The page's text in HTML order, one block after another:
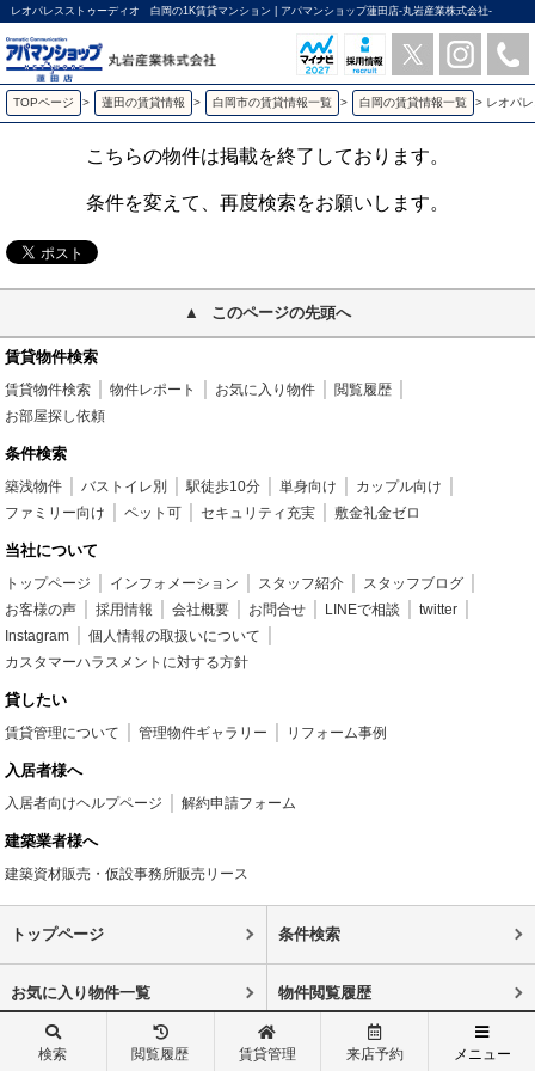
レオパレスストゥーディオ 白岡の1K賃貸マンション | アパマンショップ蓮田店-丸岩産業株式会社-
TOPページ > 蓮田の賃貸情報 > 白岡市の賃貸情報一覧 > 白岡の賃貸情報一覧 > レオパ
こちらの物件は掲載を終了しております。
条件を変えて、再度検索をお願いします。
このページの先頭へ
賃貸物件検索
賃貸物件検索 物件レポート お気に入り物件
閲覧履歴
お部屋探し依頼
条件検索
築浅物件 バストイレ別 駅徒歩10分 単身向け
カップル向け
ファミリー向け
ペット可 セキュリティ充実 敷金礼金ゼロ
当社について
トップページ インフォメーション スタッフ紹介
スタッフブログ
お客様の声
採用情報 会社概要 お問合せ LINEで相談
twitter
Instagram
個人情報の取扱いについて
カスタマーハラスメントに対する方針
貸したい
賃貸管理について 管理物件ギャラリー リフォーム事例
入居者様へ
入居者向けヘルプページ 解約申請フォーム
建築業者様へ
建築資材販売・仮設事務所販売リース
トップページ 条件検索
お気に入り物件一覧 物件閲覧履歴
スタッフ紹介 スタッフブログ
検索 閲覧履歴 賃貸管理 来店予約 メニュー